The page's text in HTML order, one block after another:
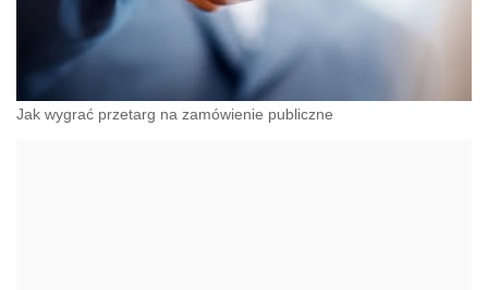
Jak wygrać przetarg na zamówienie publiczne